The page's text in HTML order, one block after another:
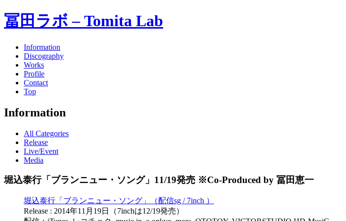
冨田ラボ – Tomita Lab
Information
Discography
Works
Profile
Contact
Top
Information
All Categories
Release
Live/Event
Media
堀込泰行「ブランニュー・ソング」11/19発売 ※Co-Produced by 冨田恵一
堀込泰行「ブランニュー・ソング」（配信sg / 7inch ）
Release : 2014年11月19日（7inchは12/19発売）